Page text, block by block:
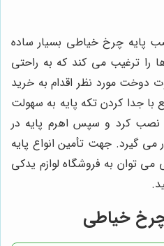
پایه چرخ خیاطی بسیار ساده
ترغیب می کند که به راحتی
دوخت مورد نظر اقدام به خرید
با جدا کردن تکه پایه به سهولت
نصب کرد و سپس اهرم پایه در
می گیرد. جهت تأمین انواع پایه
توان به فروشگاه لوازم یدکی
چرخ خیاطی